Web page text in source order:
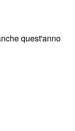
quest'anno